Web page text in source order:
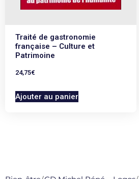
Traité de gastronomie
française – Culture et
Patrimoine
24,75€
Ajouter au panier